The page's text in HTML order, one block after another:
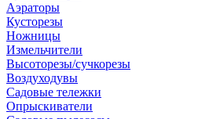
Аэраторы
Кусторезы
Ножницы
Измельчители
Высоторезы/сучкорезы
Воздуходувы
Садовые тележки
Опрыскиватели